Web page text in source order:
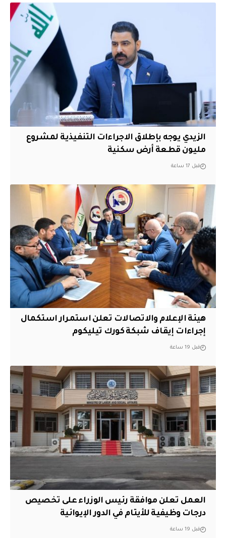
الزيدي يوجه بإطلاق الاجراءات التنفيذية لمشروع
مليون قطعة أرض سكنية
قبل 17 ساعة
هيئة الإعلام والاتصالات تعلن استمرار استكمال
إجراءات إيقاف شبكة كورك تيليكوم
قبل 19 ساعة
العمل تعلن موافقة رئيس الوزراء على تخصيص
درجات وظيفية للأيتام في الدور الإيوائية
قبل 19 ساعة